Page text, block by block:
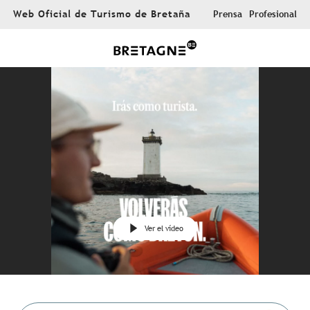
AllerWeb Oficial de Turismo de Bretaña Prensa Profesional
Ver el vídeo